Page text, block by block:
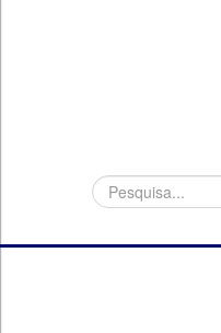
Procurar